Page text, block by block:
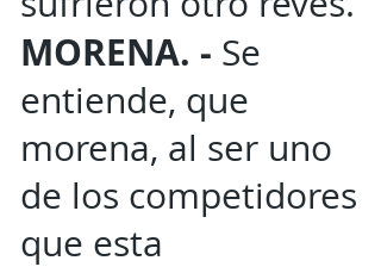
MORENA. - Se
entiende, que
morena, al ser uno
de los competidores
que esta